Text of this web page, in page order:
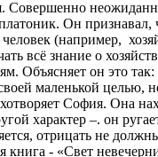
Совершенно
Он
(например,
всё знание о
Объясняет он это
маленькой
София. Она
характер –. он
отрицать не
- «Свет